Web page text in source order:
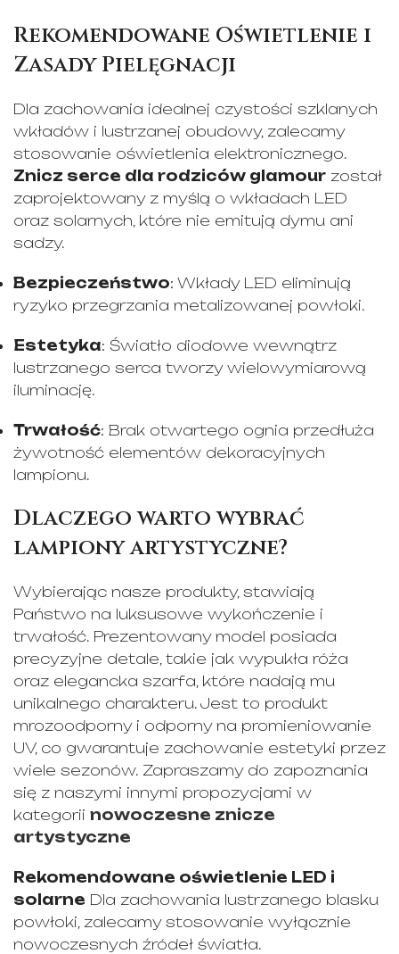
Rekomendowane Oświetlenie i
Zasady Pielęgnacji
Dla zachowania idealnej czystości szklanych
wkładów i lustrzanej obudowy, zalecamy
stosowanie oświetlenia elektronicznego.
Znicz serce dla rodziców glamour został
zaprojektowany z myślą o wkładach LED
oraz solarnych, które nie emitują dymu ani
sadzy.
Bezpieczeństwo: Wkłady LED eliminują
ryzyko przegrzania metalizowanej powłoki.
Estetyka: Światło diodowe wewnątrz
lustrzanego serca tworzy wielowymiarową
iluminację.
Trwałość: Brak otwartego ognia przedłuża
żywotność elementów dekoracyjnych
lampionu.
Dlaczego warto wybrać
lampiony artystyczne?
Wybierając nasze produkty, stawiają
Państwo na luksusowe wykończenie i
trwałość. Prezentowany model posiada
precyzyjne detale, takie jak wypukła róża
oraz elegancka szarfa, które nadają mu
unikalnego charakteru. Jest to produkt
mrozoodporny i odporny na promieniowanie
UV, co gwarantuje zachowanie estetyki przez
wiele sezonów. Zapraszamy do zapoznania
się z naszymi innymi propozycjami w
kategorii nowoczesne znicze
artystyczne
Rekomendowane oświetlenie LED i
solarne Dla zachowania lustrzanego blasku
powłoki, zalecamy stosowanie wyłącznie
nowoczesnych źródeł światła.